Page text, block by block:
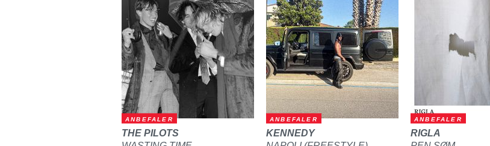
ANBEFALER
THE PILOTS
ANBEFALER
KENNEDY
ANBEFALER
RIGLA